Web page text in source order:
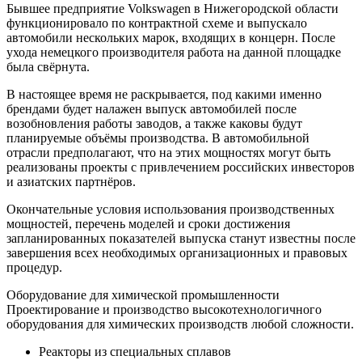
Бывшее предприятие Volkswagen в Нижегородской области
функционировало по контрактной схеме и выпускало
автомобили нескольких марок, входящих в концерн. После
ухода немецкого производителя работа на данной площадке
была свёрнута.
В настоящее время не раскрывается, под какими именно
брендами будет налажен выпуск автомобилей после
возобновления работы заводов, а также каковы будут
планируемые объёмы производства. В автомобильной
отрасли предполагают, что на этих мощностях могут быть
реализованы проекты с привлечением российских инвесторов
и азиатских партнёров.
Окончательные условия использования производственных
мощностей, перечень моделей и сроки достижения
запланированных показателей выпуска станут известны после
завершения всех необходимых организационных и правовых
процедур.
Оборудование для химической промышленности
Проектирование и производство высокотехнологичного
оборудования для химических производств любой сложности.
Реакторы из специальных сплавов